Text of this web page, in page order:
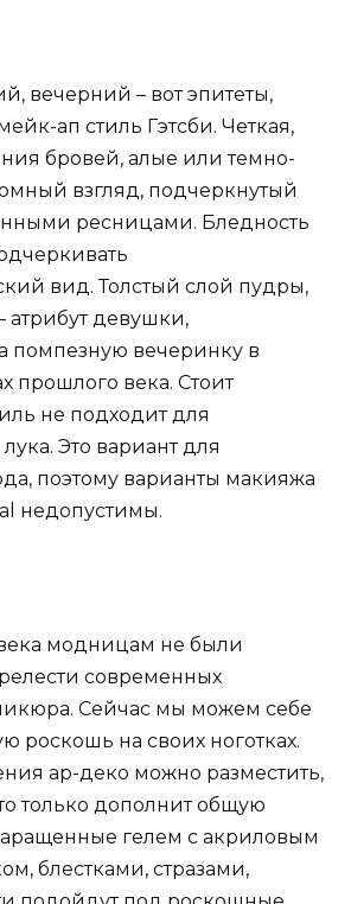
вечерний – вот эпитеты,
ап стиль Гэтсби. Четкая,
бровей, алые или темно-
взгляд, подчеркнутый
ресницами. Бледность
вид. Толстый слой пудры,
атрибут девушки,
помпезную вечеринку в
прошлого века. Стоит
не подходит для
Это вариант для
поэтому варианты макияжа
недопустимы.
модницам не были
современных
Сейчас мы можем себе
роскошь на своих ноготках.
ар-деко можно разместить,
только дополнит общую
гелем с акриловым
блестками, стразами,